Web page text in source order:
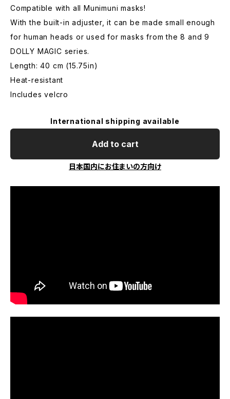
Compatible with all Munimuni masks!
With the built-in adjuster, it can be made small enough
for human heads or used for masks from the 8 and 9
DOLLY MAGIC series.
Length: 40 cm (15.75in)
Heat-resistant
Includes velcro
International shipping available
Add to cart
日本国内にお住まいの方向け